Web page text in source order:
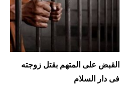
القبض على المتهم بقتل زوجته
فى دار السلام